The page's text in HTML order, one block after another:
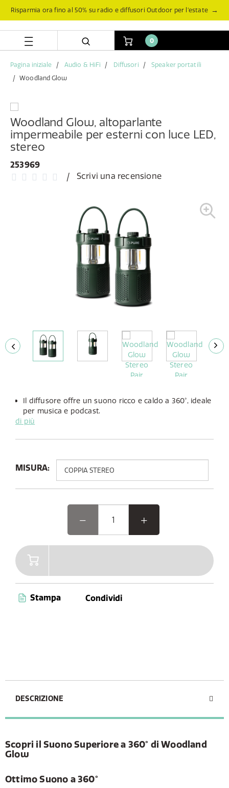
navigazione
Risparmia ora fino al 50% su radio e diffusori Outdoor per l’estate →
0
Pagina iniziale Audio & HiFi Diffusori
Speaker portatili
Woodland Glow
Woodland Glow, altoparlante
impermeabile per esterni con luce LED,
stereo
253969
Scrivi una recensione
Il diffusore offre un suono ricco e caldo a 360°, ideale
per musica e podcast.
La lampada LED integrata offre luminosità regolabile e
qualsiasi ambiente.
integrata, puoi portare il Woodland Glow ovunque.
diffusore dove musica e luce si incontrano. Dotato di
comoda maniglia per il trasporto e fino a 14 ore di
autonomia, Woodland Glow è il tuo compagno ideale
IPX6), sei pronto a goderti la musica ovunque e in
qualsiasi momento.
di più
MISURA:
Stampa Condividi
DESCRIZIONE
Scopri il Suono Superiore a 360° di Woodland
Glow
Ottimo Suono a 360°